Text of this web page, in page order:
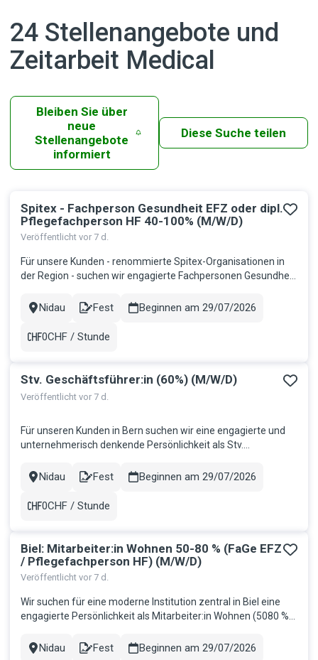
24 Stellenangebote und
Zeitarbeit Medical
Bleiben Sie über
neue
Stellenangebote
informiert
Diese Suche teilen
Ergebnisse
Spitex - Fachperson Gesundheit EFZ oder dipl.
Pflegefachperson HF 40-100% (M/W/D)
Veröffentlicht vor 7 d.
Für unsere Kunden - renommierte Spitex-Organisationen in
der Region - suchen wir engagierte Fachpersonen Gesundheit
Menschen in ihrem Zuhause professionell begleiten und
Ganzheitliche Pfle...
Stadt
Nidau
Contract
Fest Beginnen am 29/07/2026
Gehalt
0CHF / Stunde
Stv. Geschäftsführer:in (60%) (M/W/D)
Veröffentlicht vor 7 d.
Für unseren Kunden in Bern suchen wir eine engagierte und
unternehmerisch denkende Persönlichkeit als Stv.
Schweizer Gesundheitswesens aktiv mitgestalten? Dann
Aufgabenbereich: Unterstützung und Stell...
Stadt
Nidau
Contract
Fest Beginnen am 29/07/2026
Gehalt
0CHF / Stunde
Biel: Mitarbeiter:in Wohnen 50-80 % (FaGe EFZ
/ Pflegefachperson HF) (M/W/D)
Veröffentlicht vor 7 d.
Wir suchen für eine moderne Institution zentral in Biel eine
engagierte Persönlichkeit als Mitarbeiter:in Wohnen (5080 %),
begleitet und ihre Selbstbestimmung sowie Lebensqualität
Stadt
Nidau
Contract
Fest Beginnen am 29/07/2026